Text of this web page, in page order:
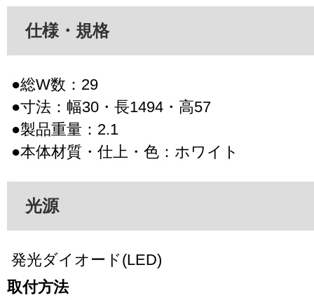
仕様・規格
●総W数：29
●寸法：幅30・長1494・高57
●製品重量：2.1
●本体材質・仕上・色：ホワイト
光源
発光ダイオード(LED)
取付方法